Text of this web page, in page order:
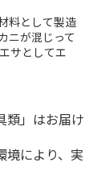
料として製造
ニが混じって
サとしてエ
類」はお届け
境により、実